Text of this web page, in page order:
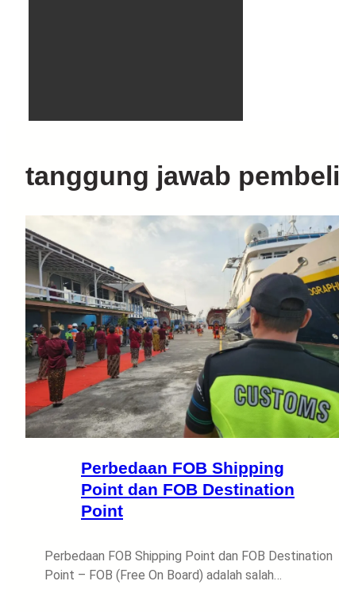
tanggung jawab pembeli
Perbedaan FOB Shipping
Point dan FOB Destination
Point
Perbedaan FOB Shipping Point dan FOB Destination
Point – FOB (Free On Board) adalah salah…